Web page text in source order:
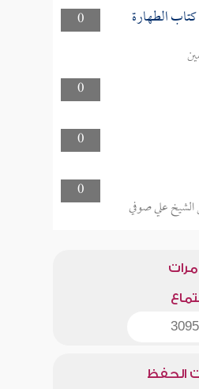
0
الطهارة
0
0
0
الشيخ علي صوفي
الحفظ